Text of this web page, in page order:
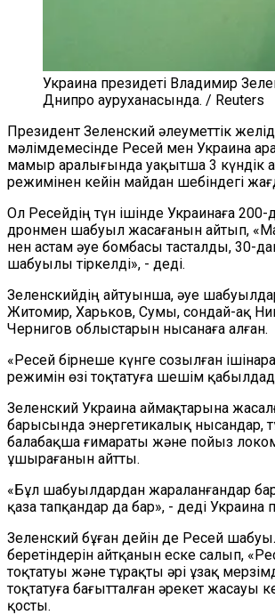
Украина президеті Владимир
Днипро ауруханасында. / Reuters
Президент Зеленский әлеуметтік
мәлімдемесінде Ресей мен Украина
мамыр аралығында уақытша 3 күндік
режимінен кейін майдан шебіндегі
Ол Ресейдің түн ішінде Украинаға
дронмен шабуыл жасағанын айтып,
нен астам әуе бомбасы тасталды, 30-
шабуылы тіркелді», - деді.
Зеленскийдің айтуынша, әуе
Житомир, Харьков, Сумы, сондай-ақ
Чернигов облыстарын нысанаға алған.
«Ресей бірнеше күнге созылған
режимін өзі тоқтатуға шешім
Зеленский Украина аймақтарына
барысында энергетикалық нысандар,
балабақша ғимараты және пойыз
ұшырағанын айтты.
«Бұл шабуылдардан жараланғандар
қаза тапқандар да бар», - деді Украина
Зеленский бұған дейін де Ресей
беретіндерін айтқанын еске салып,
тоқтатуы және тұрақты әрі ұзақ
тоқтатуға бағытталған әрекет жасауы
қосты.